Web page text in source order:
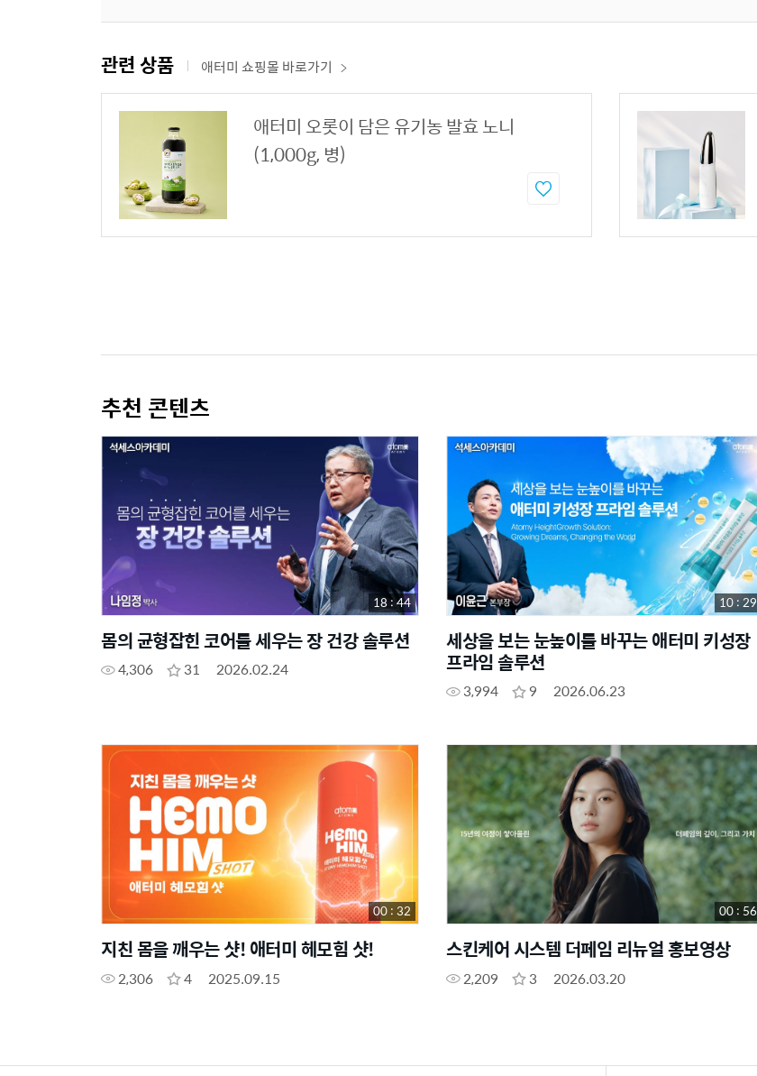
관련 상품 애터미 쇼핑몰 바로가기
애터미 오롯이 담은 유기농 발효 노니
(1,000g, 병)
추천 콘텐츠
몸의 균형잡힌 코어를 세우는 장 건강 솔루션
4,306 31 2026.02.24
18 : 44
세상을 보는 눈높이를 바꾸는 애터미 키성장
프라임 솔루션
3,994 9 2026.06.23
10 : 29
지친 몸을 깨우는 샷! 애터미 헤모힘 샷!
2,306 4 2025.09.15
00 : 32
스킨케어 시스템 더페임 리뉴얼 홍보영상
2,209 3 2026.03.20
00 : 56